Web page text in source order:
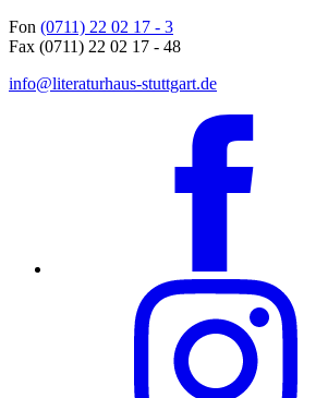
Fon (0711) 22 02 17 - 3
Fax (0711) 22 02 17 - 48
info@literaturhaus-stuttgart.de